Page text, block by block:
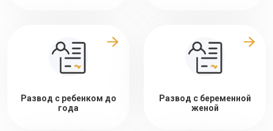
Развод с ребенком до
года
Развод с беременной
женой